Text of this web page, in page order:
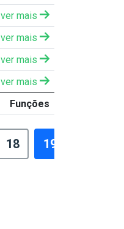
ver mais
ver mais
ver mais
ver mais
Funções
18 19